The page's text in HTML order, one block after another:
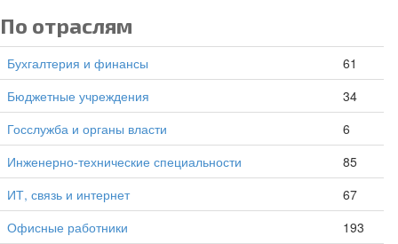
По отраслям
Бухгалтерия и финансы
61
Бюджетные учреждения
34
Госслужба и органы власти
6
Инженерно-технические специальности
85
ИТ, связь и интернет
67
Офисные работники
193